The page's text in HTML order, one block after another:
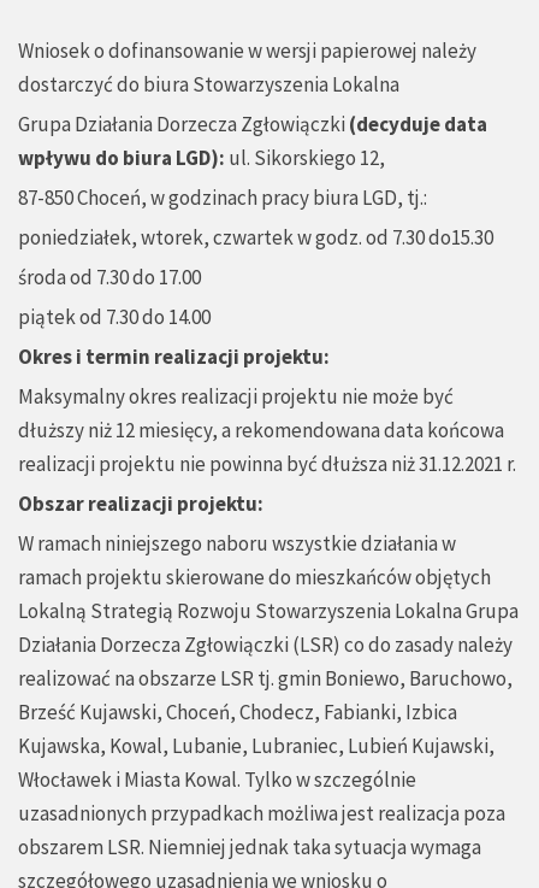
Wniosek o dofinansowanie w wersji papierowej należy
dostarczyć do biura Stowarzyszenia Lokalna
Grupa Działania Dorzecza Zgłowiączki (decyduje data
wpływu do biura LGD): ul. Sikorskiego 12,
87-850 Choceń, w godzinach pracy biura LGD, tj.:
poniedziałek, wtorek, czwartek w godz. od 7.30 do15.30
środa od 7.30 do 17.00
piątek od 7.30 do 14.00
Okres i termin realizacji projektu:
Maksymalny okres realizacji projektu nie może być
dłuższy niż 12 miesięcy, a rekomendowana data końcowa
realizacji projektu nie powinna być dłuższa niż 31.12.2021 r.
Obszar realizacji projektu:
W ramach niniejszego naboru wszystkie działania w
ramach projektu skierowane do mieszkańców objętych
Lokalną Strategią Rozwoju Stowarzyszenia Lokalna Grupa
Działania Dorzecza Zgłowiączki (LSR) co do zasady należy
realizować na obszarze LSR tj. gmin Boniewo, Baruchowo,
Brześć Kujawski, Choceń, Chodecz, Fabianki, Izbica
Kujawska, Kowal, Lubanie, Lubraniec, Lubień Kujawski,
Włocławek i Miasta Kowal. Tylko w szczególnie
uzasadnionych przypadkach możliwa jest realizacja poza
obszarem LSR. Niemniej jednak taka sytuacja wymaga
szczegółowego uzasadnienia we wniosku o